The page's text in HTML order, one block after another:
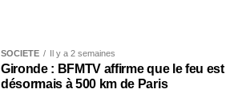
SOCIÉTÉ Il y a 2 semaines
Gironde : BFMTV affirme que le feu est
désormais à 500 km de Paris